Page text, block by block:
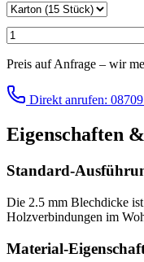
Preis auf Anfrage – wir
Direkt anrufen:
Eigenschaften
Standard-
Die 2.5 mm Blechdicke
Holzverbindungen im
Material-